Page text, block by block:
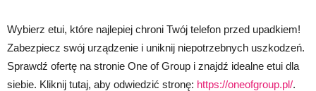
Wybierz etui, które najlepiej chroni Twój telefon przed upadkiem!
Zabezpiecz swój urządzenie i uniknij niepotrzebnych uszkodzeń.
Sprawdź ofertę na stronie One of Group i znajdź idealne etui dla
siebie. Kliknij tutaj, aby odwiedzić stronę: https://oneofgroup.pl/.